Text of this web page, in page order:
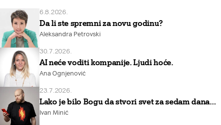
6.8.2026.
Da li ste spremni za novu godinu?
Aleksandra Petrovski
30.7.2026.
AI neće voditi kompanije. Ljudi hoće.
Ana Ognjenović
23.7.2026.
Lako je bilo Bogu da stvori svet za sedam dana…
Ivan Minić